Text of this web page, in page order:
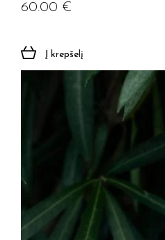
60.00 €
Į krepšelį